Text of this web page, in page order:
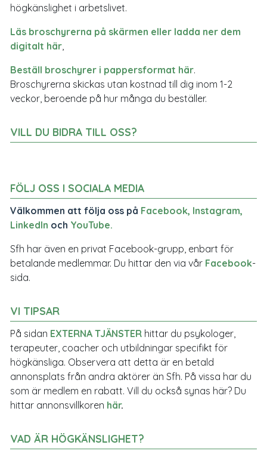
högkänslighet i arbetslivet.
Läs broschyrerna på skärmen eller ladda ner dem
digitalt här
Beställ broschyrer i pappersformat här.
Broschyrerna skickas utan kostnad till dig inom 1-2
veckor, beroende på hur många du beställer.
VILL DU BIDRA TILL OSS?
FÖLJ OSS I SOCIALA MEDIA
Välkommen att följa oss på Facebook, Instagram,
LinkedIn och YouTube.
Sfh har även en privat Facebook-grupp, enbart för
betalande medlemmar. Du hittar den via vår Facebook-
sida.
VI TIPSAR
På sidan EXTERNA TJÄNSTER hittar du psykologer,
terapeuter, coacher och utbildningar specifikt för
högkänsliga. Observera att detta är en betald
annonsplats från andra aktörer än Sfh. På vissa har du
som är medlem en rabatt. Vill du också synas här? Du
hittar annonsvillkoren här.
VAD ÄR HÖGKÄNSLIGHET?